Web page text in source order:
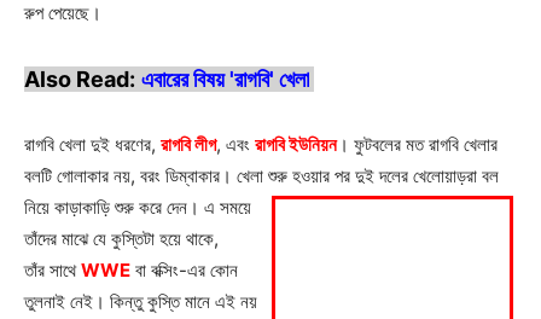
রুপ পেয়েছে।
Also Read: এবারের বিষয় 'রাগবি' খেলা
রাগবি খেলা দুই ধরণের, রাগবি লীগ, এবং রাগবি ইউনিয়ন। ফুটবলের মত রাগবি খেলার
বলটি গোলাকার নয়, বরং ডিম্বাকার। খেলা শুরু হওয়ার পর দুই দলের খেলোয়াড়রা বল
নিয়ে কাড়াকাড়ি শুরু করে দেন। এ সময়ে
তাঁদের মাঝে যে কুস্তিটা হয়ে থাকে,
তাঁর সাথেWWE বা বক্সিং-এর কোন
তুলনাই নেই। কিন্তু কুস্তি মানে এই নয়